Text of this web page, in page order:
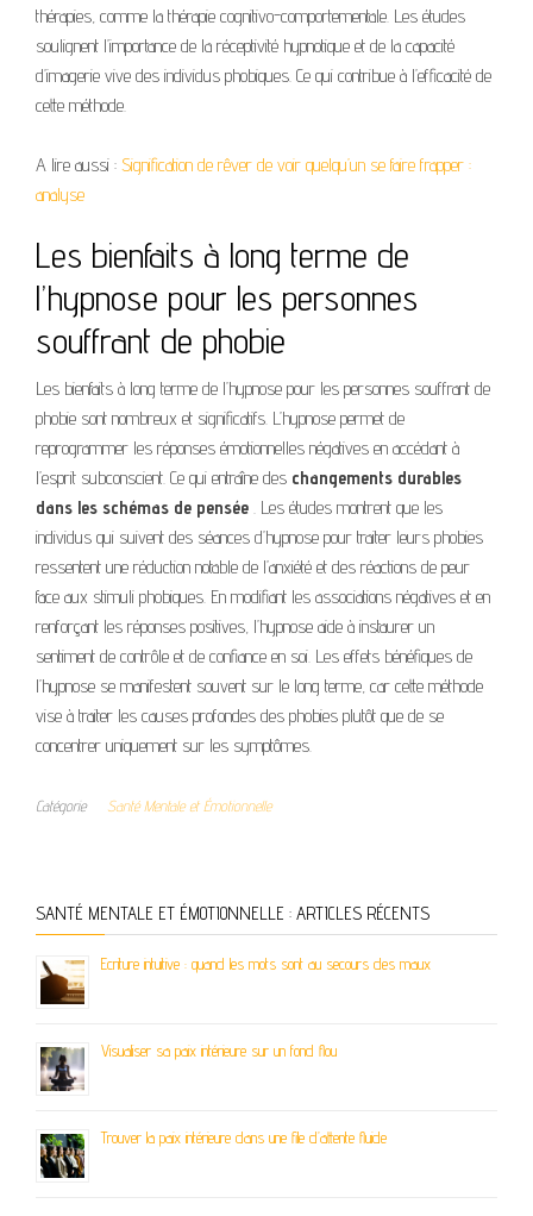
thérapies, comme la thérapie cognitivo-comportementale. Les études
soulignent l’importance de la réceptivité hypnotique et de la capacité
d’imagerie vive des individus phobiques. Ce qui contribue à l’efficacité de
cette méthode.
A lire aussi : Signification de rêver de voir quelqu’un se faire frapper :
analyse
Les bienfaits à long terme de
l’hypnose pour les personnes
souffrant de phobie
Les bienfaits à long terme de l’hypnose pour les personnes souffrant de
phobie sont nombreux et significatifs. L’hypnose permet de
reprogrammer les réponses émotionnelles négatives en accédant à
l’esprit subconscient. Ce qui entraîne des changements durables
dans les schémas de pensée . Les études montrent que les
individus qui suivent des séances d’hypnose pour traiter leurs phobies
ressentent une réduction notable de l’anxiété et des réactions de peur
face aux stimuli phobiques. En modifiant les associations négatives et en
renforçant les réponses positives, l’hypnose aide à instaurer un
sentiment de contrôle et de confiance en soi. Les effets bénéfiques de
l’hypnose se manifestent souvent sur le long terme, car cette méthode
vise à traiter les causes profondes des phobies plutôt que de se
concentrer uniquement sur les symptômes.
Catégorie Santé Mentale et Émotionnelle
SANTÉ MENTALE ET ÉMOTIONNELLE : ARTICLES RÉCENTS
Ecriture intuitive : quand les mots sont au secours des maux
Visualiser sa paix intérieure sur un fond flou
Trouver la paix intérieure dans une file d’attente fluide